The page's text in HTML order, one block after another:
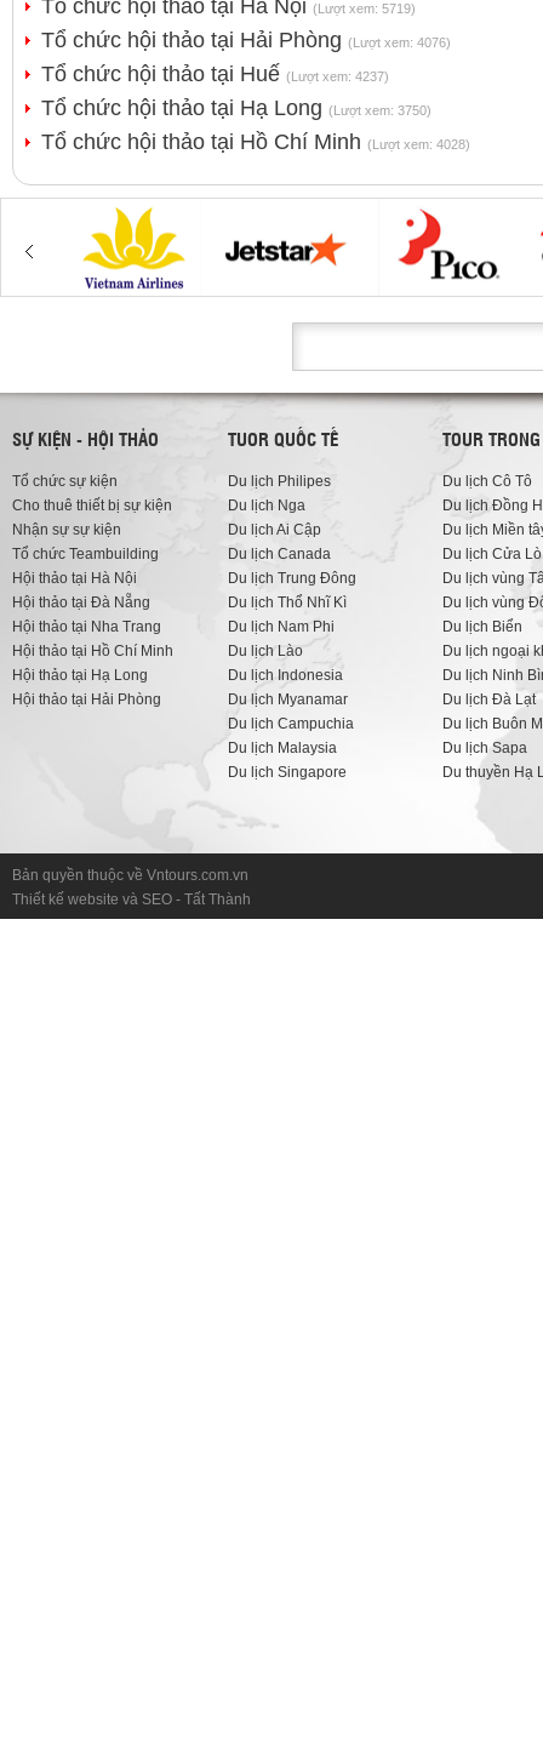
Tổ chức hội thảo tại Hà Nội (Lượt xem: 5719)
Tổ chức hội thảo tại Hải Phòng (Lượt xem: 4076)
Tổ chức hội thảo tại Huế (Lượt xem: 4237)
Tổ chức hội thảo tại Hạ Long (Lượt xem: 3750)
Tổ chức hội thảo tại Hồ Chí Minh (Lượt xem: 4028)
SỰ KIỆN - HỘI THẢO
Tổ chức sự kiện
Cho thuê thiết bị sự kiện
Nhận sự sự kiện
Tổ chức Teambuilding
Hội thảo tại Hà Nội
Hội thảo tại Đà Nẵng
Hội thảo tại Nha Trang
Hội thảo tại Hồ Chí Minh
Hội thảo tại Hạ Long
Hội thảo tại Hải Phòng
TUOR QUỐC TẾ
Du lịch Philipes
Du lịch Nga
Du lịch Ai Cập
Du lịch Canada
Du lịch Trung Đông
Du lịch Thổ Nhĩ Kì
Du lịch Nam Phi
Du lịch Lào
Du lịch Indonesia
Du lịch Myanamar
Du lịch Campuchia
Du lịch Malaysia
Du lịch Singapore
TOUR
Du lịch Cô Tô
Du lịch Đồng
Du lịch Miền
Du lịch Cửa Lò
Du lịch vùng
Du lịch vùng
Du lịch Biển
Du lịch ngoại
Du lịch Ninh
Du lịch Đà Lạt
Du lịch Buôn
Du lịch Sapa
Du thuyền Hạ
Bản quyền thuộc về Vntours.com.vn
Thiết kế website và SEO - Tất Thành